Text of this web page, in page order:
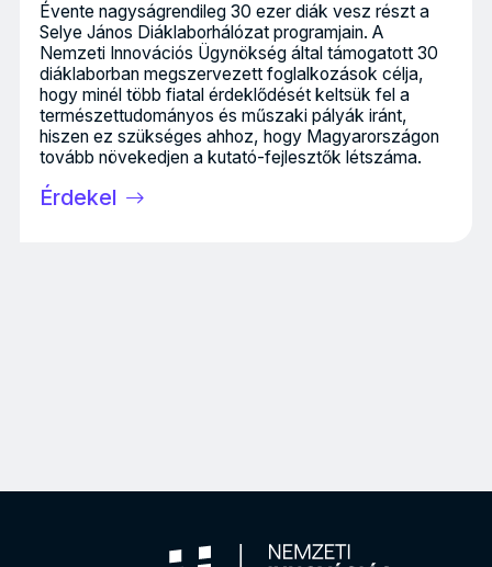
Évente nagyságrendileg 30 ezer diák vesz részt a
Selye János Diáklaborhálózat programjain. A
Nemzeti Innovációs Ügynökség által támogatott 30
diáklaborban megszervezett foglalkozások célja,
hogy minél több fiatal érdeklődését keltsük fel a
természettudományos és műszaki pályák iránt,
hiszen ez szükséges ahhoz, hogy Magyarországon
tovább növekedjen a kutató-fejlesztők létszáma.
Érdekel